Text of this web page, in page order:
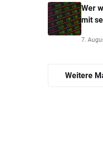
Wer
mit
7.
Weitere